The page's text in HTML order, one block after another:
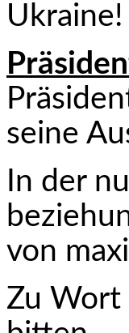
Ukraine!
seine
In der
von
Zu Wort